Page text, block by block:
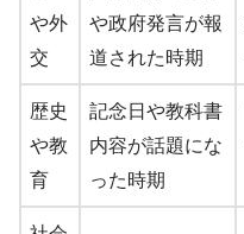
や外
交
や政府発言が報
道された時期
歴史
や教
育
記念日や教科書
内容が話題にな
った時期